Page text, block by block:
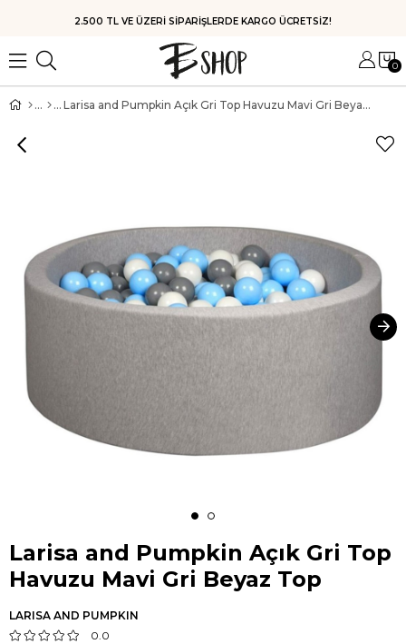
HIZLI KARGO
0
Larisa and Pumpkin Açık Gri Top Havuzu Mavi Gri Beyaz Top
Larisa and Pumpkin Açık Gri Top
Havuzu Mavi Gri Beyaz Top
LARISA AND PUMPKIN
0.0